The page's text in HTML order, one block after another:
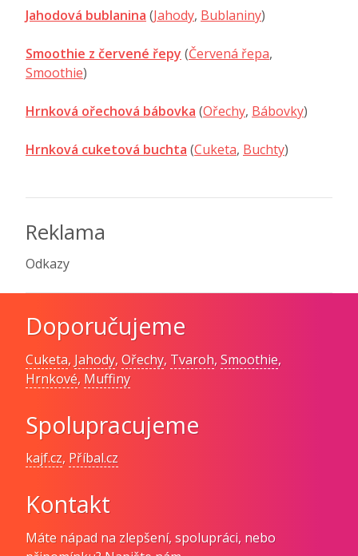
Jahodová bublanina (Jahody, Bublaniny)
Smoothie z červené řepy (Červená řepa,
Smoothie)
Hrnková ořechová bábovka (Ořechy, Bábovky)
Hrnková cuketová buchta (Cuketa, Buchty)
Reklama
Odkazy
Doporučujeme
Cuketa, Jahody,Ořechy, Tvaroh,Smoothie,
Hrnkové, Muffiny
Spolupracujeme
kajf.cz, Příbal.cz
Kontakt
Máte nápad na zlepšení, spolupráci, nebo